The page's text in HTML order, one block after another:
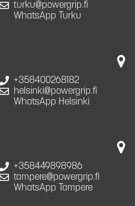
turku@powergrip.fi
WhatsApp Turku
+358400268182
helsinki@powergrip.fi
WhatsApp Helsinki
+358449898986
tampere@powergrip.fi
WhatsApp Tampere